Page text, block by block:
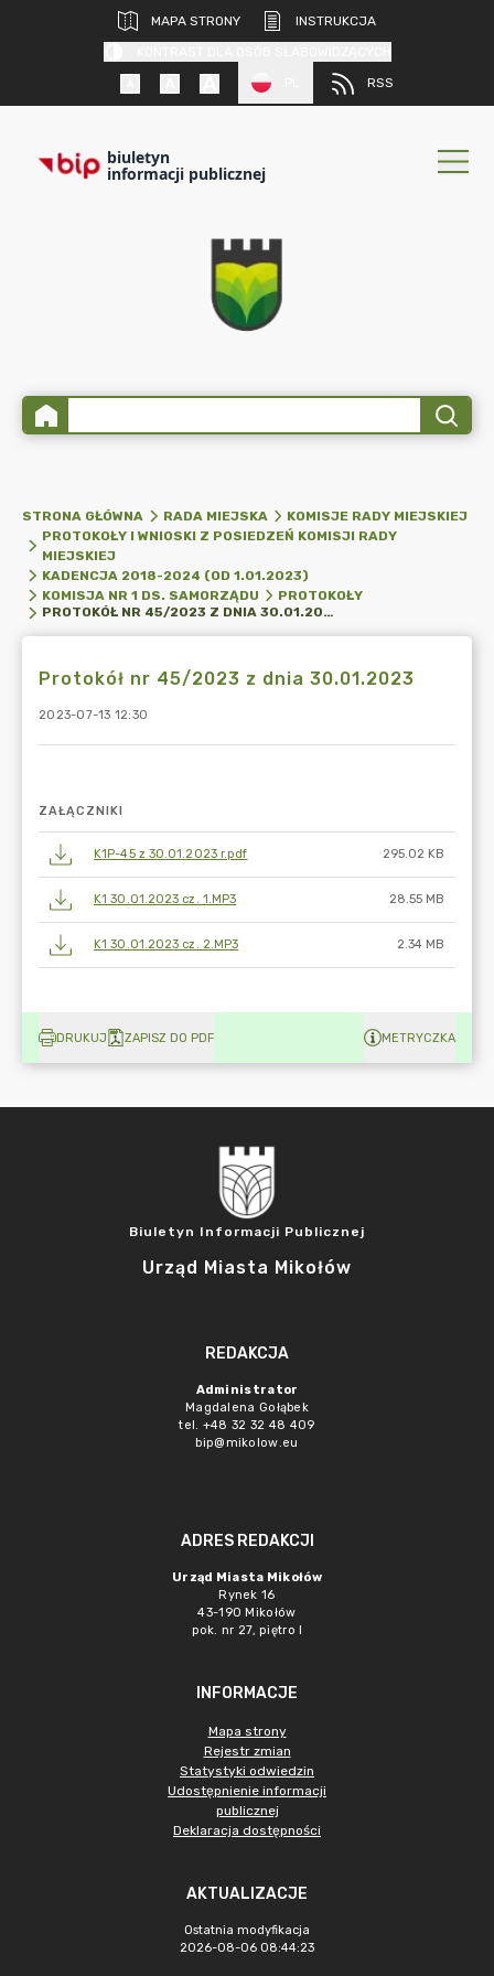
MAPA STRONY
INSTRUKCJA
RSS
biuletyn
informacji publicznej
STRONA GŁÓWNA RADA MIEJSKA
KOMISJE RADY MIEJSKIEJ
PROTOKOŁY I WNIOSKI Z POSIEDZEŃ KOMISJI RADY
MIEJSKIEJ
KADENCJA 2018-2024 (OD 1.01.2023)
KOMISJA NR 1 DS. SAMORZĄDU
PROTOKOŁY
PROTOKÓŁ NR 45/2023 Z DNIA 30.01.2023
Protokół nr 45/2023 z dnia 30.01.2023
2023-07-13 12:30
ZAŁĄCZNIKI
K1P-45 z 30.01.2023 r.pdf 295.02 KB
K1 30.01.2023 cz. 1.MP3 28.55 MB
K1 30.01.2023 cz. 2.MP3 2.34 MB
DRUKUJ ZAPISZ DO PDF METRYCZKA
Biuletyn Informacji Publicznej
Urząd Miasta Mikołów
REDAKCJA
Administrator
Magdalena Gołąbek
tel. +48 32 32 48 409
bip@mikolow.eu
ADRES REDAKCJI
Urząd Miasta Mikołów
Rynek 16
43-190 Mikołów
pok. nr 27, piętro I
INFORMACJE
Mapa strony
Rejestr zmian
Statystyki odwiedzin
Udostępnienie informacji
publicznej
Deklaracja dostępności
AKTUALIZACJE
Ostatnia modyfikacja
2026-08-06 08:44:23